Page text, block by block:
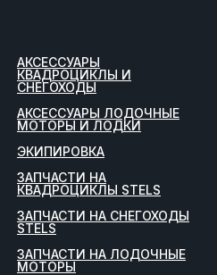
АКСЕССУАРЫ
КВАДРОЦИКЛЫ И
СНЕГОХОДЫ
АКСЕССУАРЫ ЛОДОЧНЫЕ
МОТОРЫ И ЛОДКИ
ЭКИПИРОВКА
ЗАПЧАСТИ НА
КВАДРОЦИКЛЫ STELS
ЗАПЧАСТИ НА СНЕГОХОДЫ
STELS
ЗАПЧАСТИ НА ЛОДОЧНЫЕ
МОТОРЫ